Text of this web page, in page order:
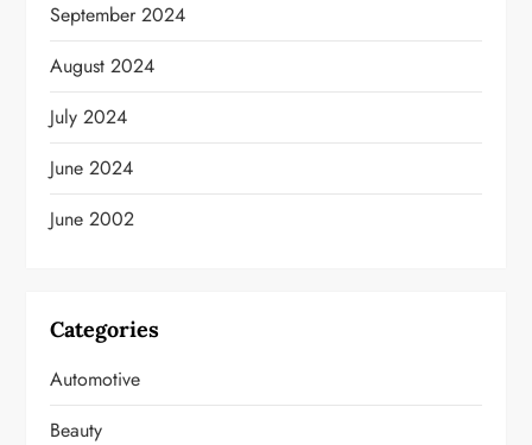
September 2024
August 2024
July 2024
June 2024
June 2002
Categories
Automotive
Beauty